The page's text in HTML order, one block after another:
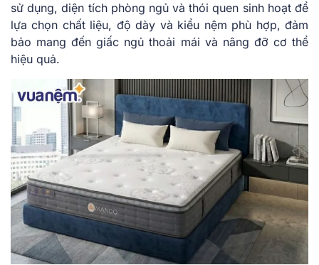
sử dụng, diện tích phòng ngủ và thói quen sinh hoạt để
lựa chọn chất liệu, độ dày và kiểu nệm phù hợp, đảm
bảo mang đến giấc ngủ thoải mái và nâng đỡ cơ thể
hiệu quả.